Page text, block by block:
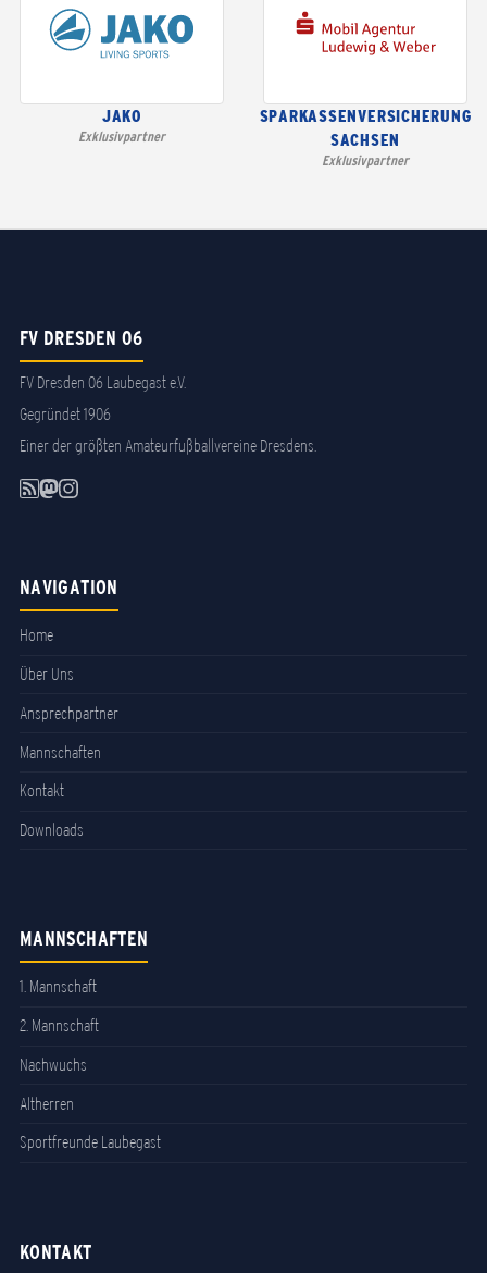
JAKO
Exklusivpartner
SPARKASSENVERSICHERUNG
SACHSEN
Exklusivpartner
FV DRESDEN 06
FV Dresden 06 Laubegast e.V.
Gegründet 1906
Einer der größten Amateurfußballvereine Dresdens.
NAVIGATION
Home
Über Uns
Ansprechpartner
Mannschaften
Kontakt
Downloads
MANNSCHAFTEN
1. Mannschaft
2. Mannschaft
Nachwuchs
Altherren
Sportfreunde Laubegast
KONTAKT